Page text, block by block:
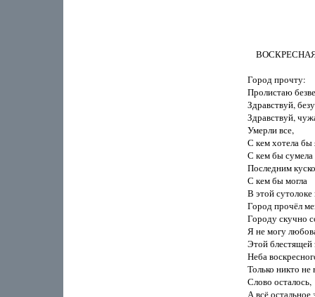
Город прочту:
Пролистаю
Здравствуй,
Здравствуй,
Умерли все,
С кем хотела бы
С кем бы сумела
Последним
С кем бы могла
В этой
Город прочёл
Городу скучно
Я не могу
Этой блестящей
Неба
Только никто не
Слово осталось,
А всё остальное